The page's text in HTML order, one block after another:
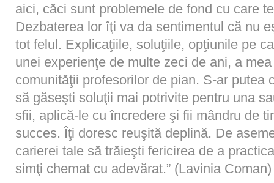
aici, căci sunt problemele de fond cu care
Dezbaterea lor îţi va da sentimentul că nu
tot felul. Explicaţiile, soluţiile, opţiunile pe
unei experienţe de multe zeci de ani, a
comunităţii profesorilor de pian. S-ar putea
să găseşti soluţii mai potrivite pentru una
sfii, aplică-le cu încredere şi fii mândru de
succes. Îţi doresc reuşită deplină. De
carierei tale să trăieşti fericirea de a
simţi chemat cu adevărat.” (Lavinia Coman)